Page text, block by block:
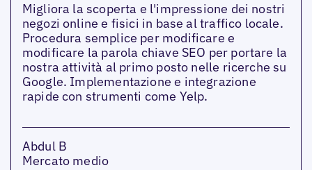
Migliora la scoperta e l'impressione dei nostri
negozi online e fisici in base al traffico locale.
Procedura semplice per modificare e
modificare la parola chiave SEO per portare la
nostra attività al primo posto nelle ricerche su
Google. Implementazione e integrazione
rapide con strumenti come Yelp.
Abdul B
Mercato medio